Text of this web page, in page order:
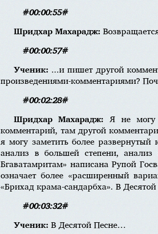
#00:00:55#
Шридхар Махарадж:
#00:00:57#
Ученик: ...и пишет другой
произведениями-комментариями?
#00:02:28#
Шридхар Махарадж: Я не могу
комментарий, там другой
я могу заметить более
анализ в большей степени,
Бгаватамритам» написана Рупой
означает более «расширенный
«Брихад крама-сандарбха». В
#00:03:32#
Ученик: В Десятой Песне…